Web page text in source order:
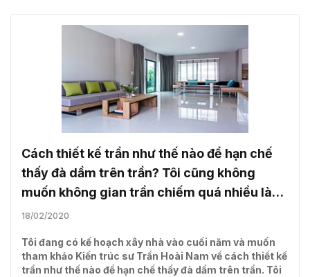
Cách thiết kế trần như thế nào để hạn chế
thấy đà dầm trên trần? Tôi cũng không
muốn không gian trần chiếm quá nhiều làm
hẹp không gian bên dưới.
18/02/2020
Tôi đang có kế hoạch xây nhà vào cuối năm và muốn
tham khảo Kiến trúc sư Trần Hoài Nam về cách thiết kế
trần như thế nào để hạn chế thấy đà dầm trên trần. Tôi